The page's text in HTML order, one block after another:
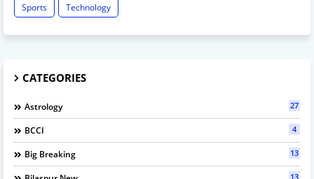
Sports Technology
CATEGORIES
Astrology 27
BCCI 4
Big Breaking 13
13